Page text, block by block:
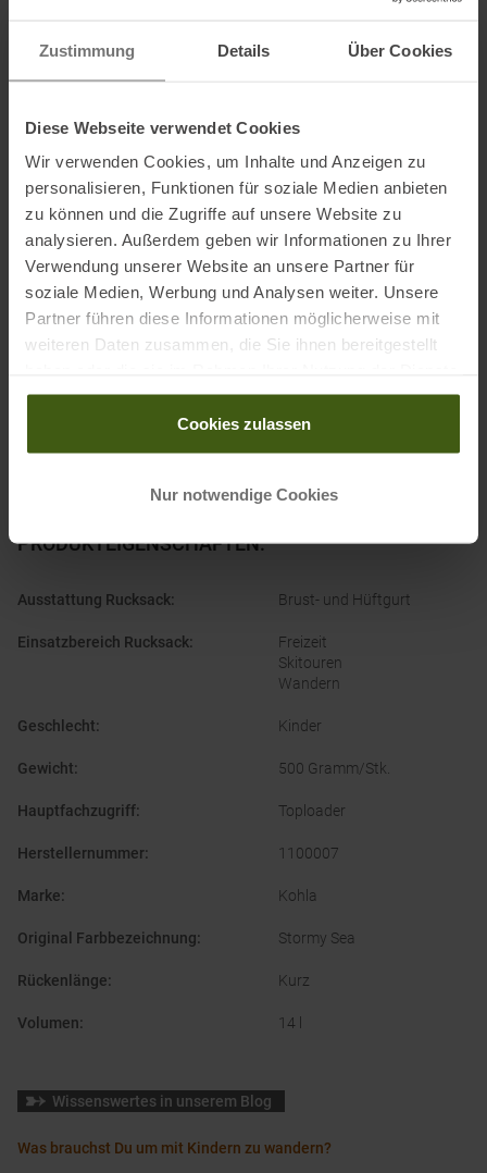
Zustimmung Details Über Cookies
Diese Webseite verwendet Cookies
Wir verwenden Cookies, um Inhalte und Anzeigen zu
personalisieren, Funktionen für soziale Medien anbieten
zu können und die Zugriffe auf unsere Website zu
analysieren. Außerdem geben wir Informationen zu Ihrer
Verwendung unserer Website an unsere Partner für
soziale Medien, Werbung und Analysen weiter. Unsere
Partner führen diese Informationen möglicherweise mit
weiteren Daten zusammen, die Sie ihnen bereitgestellt
gesammelt haben.
Cookies zulassen
Nur notwendige Cookies
• Wasserabweisend und robust
• Farbecht - kein Ausbleichen!
Obermaterial: 100 % Polyamid
Informationen zu EU Verordnung GPSR
Name des Herstellers: Ibex Sportartikel GmbH
Elektronische Adresse des Herstellers:ask@ibex-sports.com
PRODUKTEIGENSCHAFTEN:
Ausstattung Rucksack: Brust- und Hüftgurt
Einsatzbereich Rucksack:
Freizeit
Skitouren
Wandern
Geschlecht: Kinder
Gewicht: 500 Gramm/Stk.
Hauptfachzugriff: Toploader
Herstellernummer: 1100007
Marke: Kohla
Original Farbbezeichnung: Stormy Sea
Rückenlänge: Kurz
Volumen: 14 l
Wissenswertes in unserem Blog
Was brauchst Du um mit Kindern zu wandern?